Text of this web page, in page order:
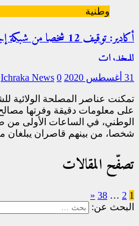
وطنية
أكادير: توقيف 12 شخصا
للمخدرات
31 أغسطس 2020 Ichraka News 0
تمكنت عناصر المصلحة الولائية
على معلومات دقيقة وفرتها مصالح
شخصا، من بينهم قاصران يبلغان
[…]
تصفّح المقالات
1
2
…
38
«
البحث عن: